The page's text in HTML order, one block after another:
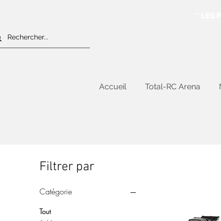
Accueil Total-RC Arena
Filtrer par
Catégorie
Tout